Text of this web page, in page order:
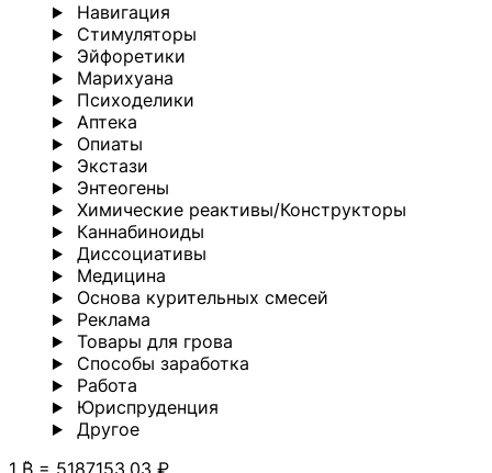
Навигация
Стимуляторы
Эйфоретики
Марихуана
Психоделики
Аптека
Опиаты
Экстази
Энтеогены
Химические реактивы/Конструкторы
Каннабиноиды
Диссоциативы
Медицина
Основа курительных смесей
Реклама
Товары для грова
Способы заработка
Работа
Юриспруденция
Другoе
1 ₿ = 5187153.03 ₽